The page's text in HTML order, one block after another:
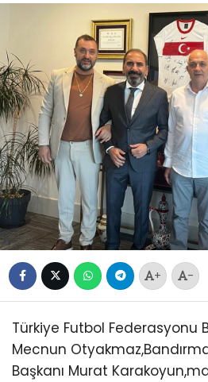
+ -
Türkiye Futbol Federasyonu
Mecnun
Başkanı Murat